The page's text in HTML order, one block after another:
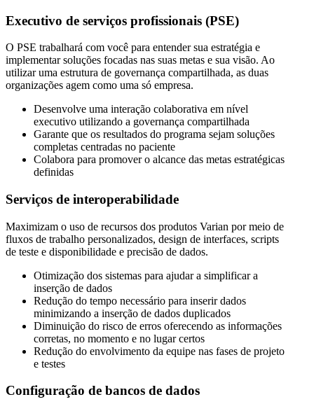
Executivo de serviços profissionais (PSE)
O PSE trabalhará com você para entender sua estratégia e
implementar soluções focadas nas suas metas e sua visão. Ao
utilizar uma estrutura de governança compartilhada, as duas
organizações agem como uma só empresa.
Desenvolve uma interação colaborativa em nível
executivo utilizando a governança compartilhada
Garante que os resultados do programa sejam soluções
completas centradas no paciente
Colabora para promover o alcance das metas estratégicas
definidas
Serviços de interoperabilidade
Maximizam o uso de recursos dos produtos Varian por meio de
fluxos de trabalho personalizados, design de interfaces, scripts
de teste e disponibilidade e precisão de dados.
Otimização dos sistemas para ajudar a simplificar a
inserção de dados
Redução do tempo necessário para inserir dados
minimizando a inserção de dados duplicados
Diminuição do risco de erros oferecendo as informações
corretas, no momento e no lugar certos
Redução do envolvimento da equipe nas fases de projeto
e testes
Configuração de bancos de dados